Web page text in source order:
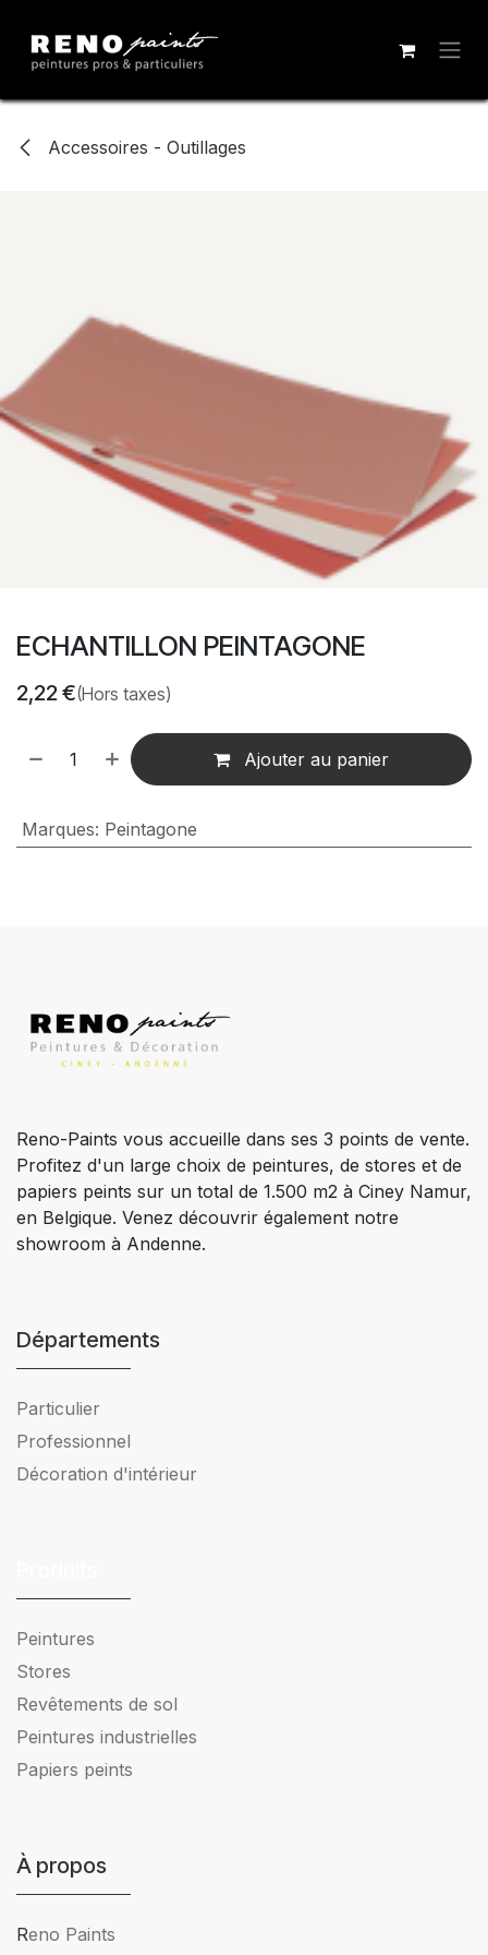
Accessoires - Outillages
ECHANTILLON PEINTAGONE
2,22€(Hors taxes)
Ajouter au panier
Marques: Peintagone
Reno-Paints vous accueille dans ses 3 points de vente.
Profitez d'un large choix de peintures, de stores et de
papiers peints sur un total de 1.500 m2 à Ciney Namur,
en Belgique. Venez découvrir également notre
showroom à Andenne.
Départements
Particulier
Professionnel
Décoration d'intérieur
Peintures
Stores
Revêtements de sol
Peintures industrielles
Papiers peints
À propos
Reno Paints